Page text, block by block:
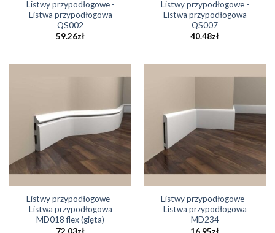
Listwy przypodłogowe -
Listwa przypodłogowa
QS002
59.26zł
Listwy przypodłogowe -
Listwa przypodłogowa
QS007
40.48zł
Listwy przypodłogowe -
Listwa przypodłogowa
MD018 flex (gięta)
72.03zł
Listwy przypodłogowe -
Listwa przypodłogowa
MD234
16.95zł